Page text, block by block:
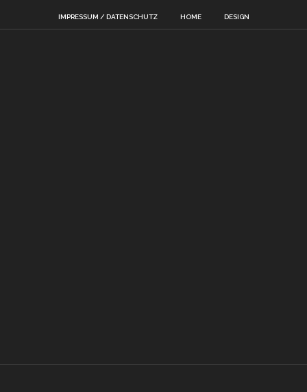
IMPRESSUM / DATENSCHUTZ HOME DESIGN